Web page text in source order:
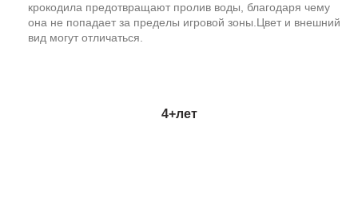
крокодила предотвращают пролив воды, благодаря чему
она не попадает за пределы игровой зоны.Цвет и внешний
вид могут отличаться.
4+лет